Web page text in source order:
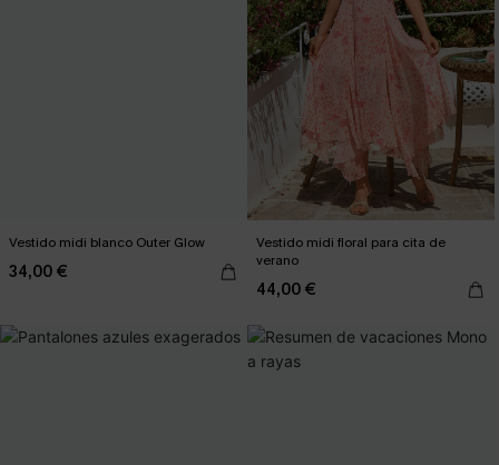
Vestido midi blanco Outer Glow
34,00 €
Vestido midi floral para cita de
verano
44,00 €